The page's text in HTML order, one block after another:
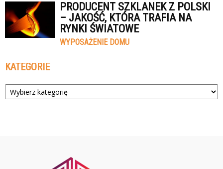
PRODUCENT SZKLANEK Z POLSKI
– JAKOŚĆ, KTÓRA TRAFIA NA
RYNKI ŚWIATOWE
WYPOSAŻENIE DOMU
KATEGORIE
Kategorie